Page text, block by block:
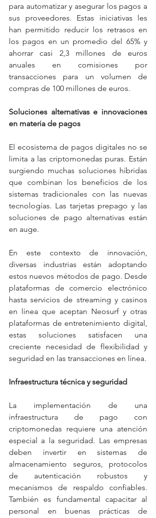
para automatizar y asegurar los pagos a
sus proveedores. Estas iniciativas les
han permitido reducir los retrasos en
los pagos en un promedio del 65% y
ahorrar casi 2,3 millones de euros
anuales en comisiones por
transacciones para un volumen de
compras de 100 millones de euros.
Soluciones alternativas e innovaciones
en materia de pagos
El ecosistema de pagos digitales no se
limita a las criptomonedas puras. Están
surgiendo muchas soluciones híbridas
que combinan los beneficios de los
sistemas tradicionales con las nuevas
tecnologías. Las tarjetas prepago y las
soluciones de pago alternativas están
en auge.
En este contexto de innovación,
diversas industrias están adoptando
estos nuevos métodos de pago. Desde
plataformas de comercio electrónico
hasta servicios de streaming y casinos
en línea que aceptan Neosurf y otras
plataformas de entretenimiento digital,
estas soluciones satisfacen una
creciente necesidad de flexibilidad y
seguridad en las transacciones en línea.
Infraestructura técnica y seguridad
La implementación de una
infraestructura de pago con
criptomonedas requiere una atención
especial a la seguridad. Las empresas
deben invertir en sistemas de
almacenamiento seguros, protocolos
de autenticación robustos y
mecanismos de respaldo confiables.
También es fundamental capacitar al
personal en buenas prácticas de